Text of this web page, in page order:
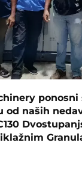
ponosni
od naših